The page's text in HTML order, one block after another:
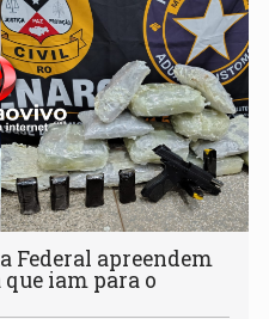
Federal apreendem
iam para o